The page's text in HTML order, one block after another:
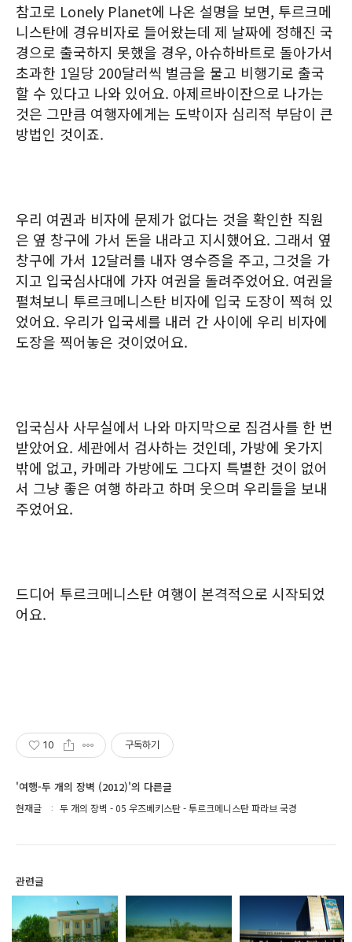
참고로 Lonely Planet에 나온 설명을 보면, 투르크메
니스탄에 경유비자로 들어왔는데 제 날짜에 정해진 국
경으로 출국하지 못했을 경우, 아슈하바트로 돌아가서
초과한 1일당 200달러씩 벌금을 물고 비행기로 출국
할 수 있다고 나와 있어요. 아제르바이잔으로 나가는
것은 그만큼 여행자에게는 도박이자 심리적 부담이 큰
방법인 것이죠.
우리 여권과 비자에 문제가 없다는 것을 확인한 직원
은 옆 창구에 가서 돈을 내라고 지시했어요. 그래서 옆
창구에 가서 12달러를 내자 영수증을 주고, 그것을 가
지고 입국심사대에 가자 여권을 돌려주었어요. 여권을
펼쳐보니 투르크메니스탄 비자에 입국 도장이 찍혀 있
었어요. 우리가 입국세를 내러 간 사이에 우리 비자에
도장을 찍어놓은 것이었어요.
입국심사 사무실에서 나와 마지막으로 짐검사를 한 번
받았어요. 세관에서 검사하는 것인데, 가방에 옷가지
밖에 없고, 카메라 가방에도 그다지 특별한 것이 없어
서 그냥 좋은 여행 하라고 하며 웃으며 우리들을 보내
주었어요.
드디어 투르크메니스탄 여행이 본격적으로 시작되었
어요.
10 구독하기
'여행-두 개의 장벽 (2012)'의 다른글
현재글 두 개의 장벽 - 05 우즈베키스탄 - 투르크메니스탄 파라브 국경
관련글